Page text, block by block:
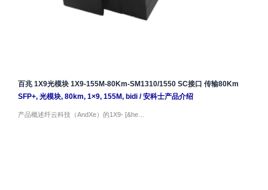
百兆 1X9光模块 1X9-155M-80Km-SM1310/1550 SC接口 传输80Km
SFP+, 光模块, 80km, 1×9, 155M, bidi/安科士产品介绍
产品概述纤云科技（AndXe）的1X9- [&he…